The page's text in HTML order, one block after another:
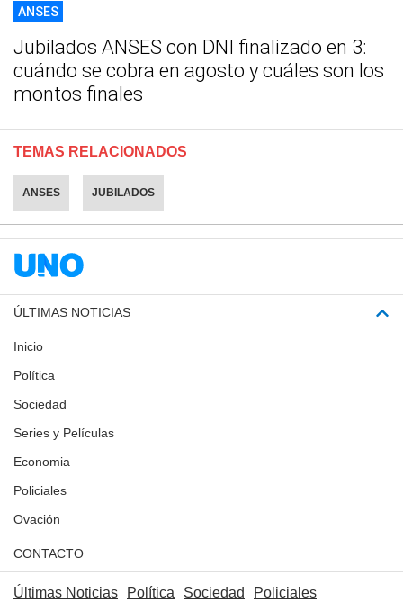
ANSES
Jubilados ANSES con DNI finalizado en 3:
cuándo se cobra en agosto y cuáles son los
montos finales
TEMAS RELACIONADOS
ANSES JUBILADOS
ÚLTIMAS NOTICIAS
Inicio
Política
Sociedad
Series y Películas
Economia
Policiales
Ovación
CONTACTO
Últimas Noticias Política Sociedad Policiales